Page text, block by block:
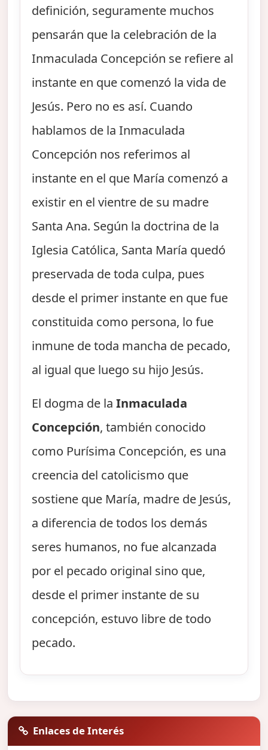
definición, seguramente muchos
pensarán que la celebración de la
Inmaculada Concepción se refiere al
instante en que comenzó la vida de
Jesús. Pero no es así. Cuando
hablamos de la Inmaculada
Concepción nos referimos al
instante en el que María comenzó a
existir en el vientre de su madre
Santa Ana. Según la doctrina de la
Iglesia Católica, Santa María quedó
preservada de toda culpa, pues
desde el primer instante en que fue
constituida como persona, lo fue
inmune de toda mancha de pecado,
al igual que luego su hijo Jesús.
El dogma de laInmaculada
Concepción, también conocido
como Purísima Concepción, es una
creencia del catolicismo que
sostiene que María, madre de Jesús,
a diferencia de todos los demás
seres humanos, no fue alcanzada
por el pecado original sino que,
desde el primer instante de su
concepción, estuvo libre de todo
pecado.
Enlaces de Interés